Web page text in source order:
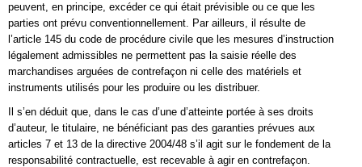
peuvent, en principe, excéder ce qui était prévisible ou ce que les
parties ont prévu conventionnellement. Par ailleurs, il résulte de
l’article 145 du code de procédure civile que les mesures d’instruction
légalement admissibles ne permettent pas la saisie réelle des
marchandises arguées de contrefaçon ni celle des matériels et
instruments utilisés pour les produire ou les distribuer.
Il s’en déduit que, dans le cas d’une d’atteinte portée à ses droits
d’auteur, le titulaire, ne bénéficiant pas des garanties prévues aux
articles 7 et 13 de la directive 2004/48 s’il agit sur le fondement de la
responsabilité contractuelle, est recevable à agir en contrefaçon.